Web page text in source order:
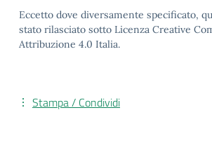
Eccetto dove diversamente specificato,
stato rilasciato sotto Licenza Creative
Attribuzione 4.0 Italia.
Stampa / Condividi